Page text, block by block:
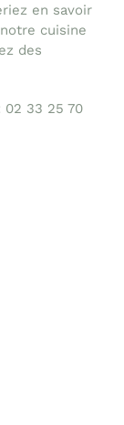
en savoir
cuisine
des
02 33 25 70